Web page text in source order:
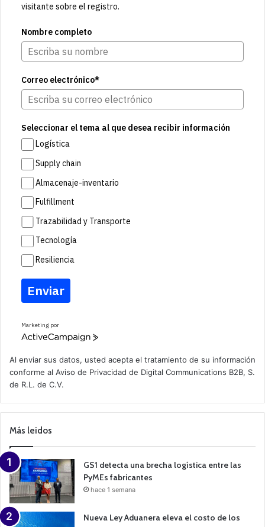
visitante sobre el registro.
Nombre completo
Correo electrónico*
Seleccionar el tema al que desea recibir información
Logística
Supply chain
Almacenaje-inventario
Fulfillment
Trazabilidad y Transporte
Tecnología
Resiliencia
Enviar
Marketing por
A
v
e
a
m
a
n
Al enviar sus datos, usted acepta el tratamiento de su información
conforme al Aviso de Privacidad de Digital Communications B2B, S.
de R.L. de C.V.
Más leidos
GS1 detecta una brecha logística entre las
PyMEs fabricantes
hace 1 semana
Nueva Ley Aduanera eleva el costo de los